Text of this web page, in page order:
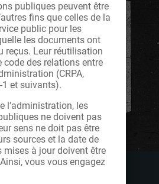
publiques peuvent être
fins que celles de la
public pour les
les documents ont
reçus. Leur réutilisation
code des relations entre
(CRPA,
et suivants).
l’administration, les
ne doivent pas
sens ne doit pas être
sources et la date de
mises à jour doivent être
vous vous engagez